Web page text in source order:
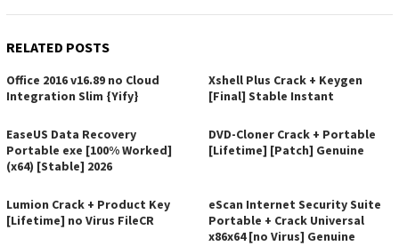
RELATED POSTS
Office 2016 v16.89 no Cloud
Integration Slim {Yify}
Xshell Plus Crack + Keygen
[Final] Stable Instant
EaseUS Data Recovery
Portable exe [100% Worked]
(x64) [Stable] 2026
DVD-Cloner Crack + Portable
[Lifetime] [Patch] Genuine
Lumion Crack + Product Key
[Lifetime] no Virus FileCR
eScan Internet Security Suite
Portable + Crack Universal
x86x64 [no Virus] Genuine